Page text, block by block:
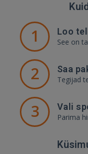
1 Loo
See on
2 Saa
Tegijad
3 Vali
Parima